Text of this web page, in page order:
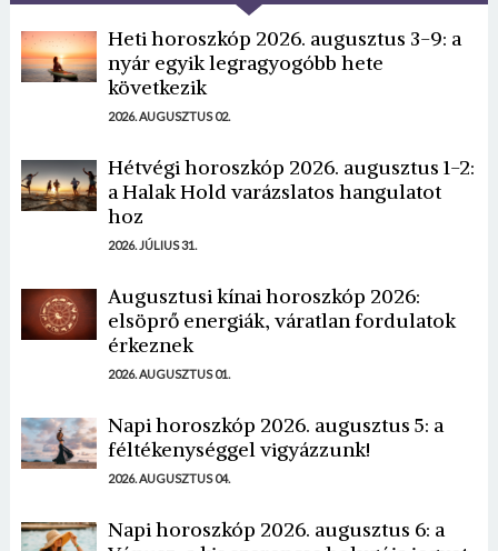
Heti horoszkóp 2026. augusztus 3-9: a
nyár egyik legragyogóbb hete
következik
2026. AUGUSZTUS 02.
Hétvégi horoszkóp 2026. augusztus 1-2:
a Halak Hold varázslatos hangulatot
hoz
2026. JÚLIUS 31.
Augusztusi kínai horoszkóp 2026:
elsöprő energiák, váratlan fordulatok
érkeznek
2026. AUGUSZTUS 01.
Napi horoszkóp 2026. augusztus 5: a
féltékenységgel vigyázzunk!
2026. AUGUSZTUS 04.
Napi horoszkóp 2026. augusztus 6: a